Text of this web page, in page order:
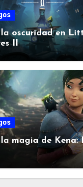
la oscuridad en
II
la magia de Kena: